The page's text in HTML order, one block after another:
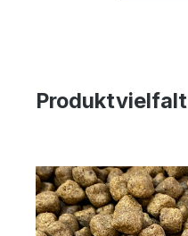
Produktvielfalt